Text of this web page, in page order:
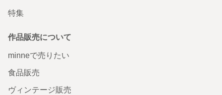
特集
作品販売について
minneで売りたい
食品販売
ヴィンテージ販売